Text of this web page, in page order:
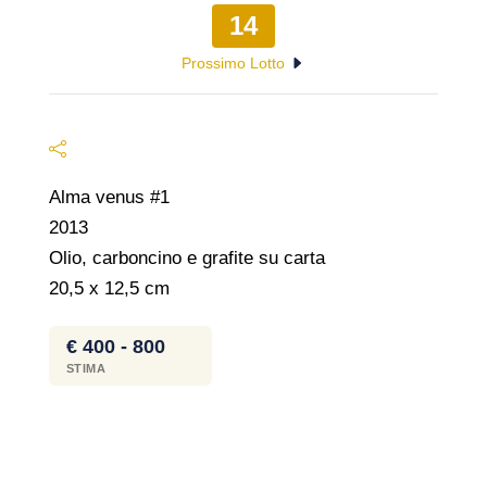
14
Prossimo Lotto
Alma venus #1
2013
Olio, carboncino e grafite su carta
20,5 x 12,5 cm
€ 400 - 800
STIMA